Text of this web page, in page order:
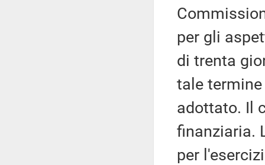
per gli
di trenta
tale
adottato. Il
finanziaria.
per